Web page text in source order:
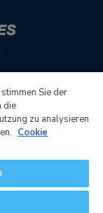
Gesellschafter,
von
(MB) -
30.000.000,00
beim
Sie der
die
zu analysieren
Cookie